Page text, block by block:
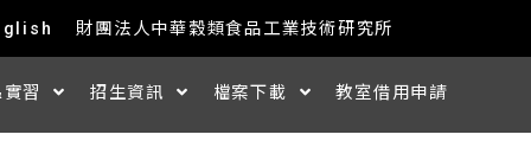
財團法人中華穀類食品工業技術研究所
習 招生資訊 檔案下載 教室借用申請